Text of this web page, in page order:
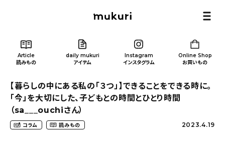
Article
読みもの
daily mukuri
アイテム
Instagram
インスタグラム
Online Shop
お買いもの
【暮らしの中にある私の「３つ」】できることをできる時に。
「今」を大切にした、子どもとの時間とひとり時間
（sa___ouchiさん）
コラム 読みもの 2023.4.19